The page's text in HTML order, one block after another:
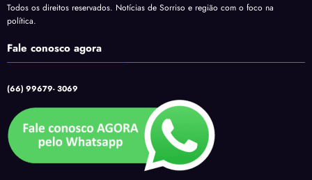
Todos os direitos reservados. Notícias de Sorriso e região com o foco na
política.
Fale conosco agora
(66) 99679- 3069